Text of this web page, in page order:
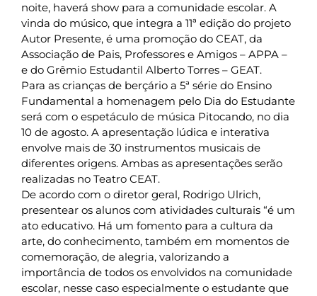
noite, haverá show para a comunidade escolar. A
vinda do músico, que integra a 11ª edição do projeto
Autor Presente, é uma promoção do CEAT, da
Associação de Pais, Professores e Amigos – APPA –
e do Grêmio Estudantil Alberto Torres – GEAT.
Para as crianças de berçário a 5ª série do Ensino
Fundamental a homenagem pelo Dia do Estudante
será com o espetáculo de música Pitocando, no dia
10 de agosto. A apresentação lúdica e interativa
envolve mais de 30 instrumentos musicais de
diferentes origens. Ambas as apresentações serão
realizadas no Teatro CEAT.
De acordo com o diretor geral, Rodrigo Ulrich,
presentear os alunos com atividades culturais “é um
ato educativo. Há um fomento para a cultura da
arte, do conhecimento, também em momentos de
comemoração, de alegria, valorizando a
importância de todos os envolvidos na comunidade
escolar, nesse caso especialmente o estudante que